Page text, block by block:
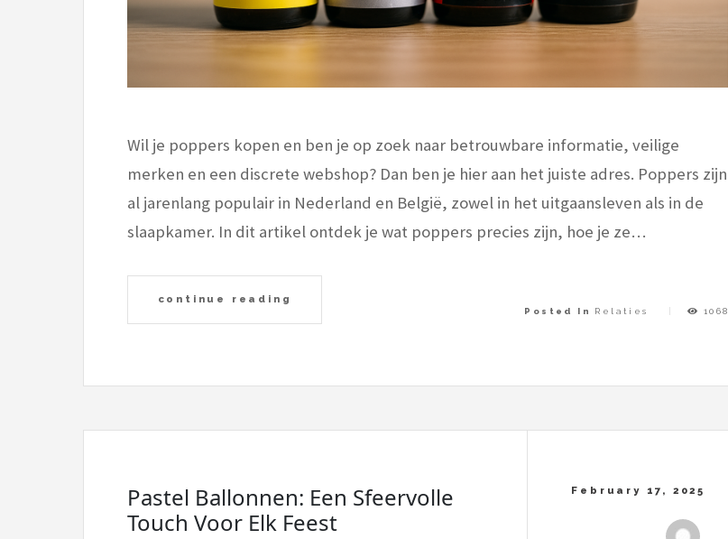
Wil je poppers kopen en ben je op zoek naar betrouwbare informatie, veilige
merken en een discrete webshop? Dan ben je hier aan het juiste adres. Poppers zijn
al jarenlang populair in Nederland en België, zowel in het uitgaansleven als in de
slaapkamer. In dit artikel ontdek je wat poppers precies zijn, hoe je ze…
continue reading
Posted In Relaties 1068
Pastel Ballonnen: Een Sfeervolle
Touch Voor Elk Feest